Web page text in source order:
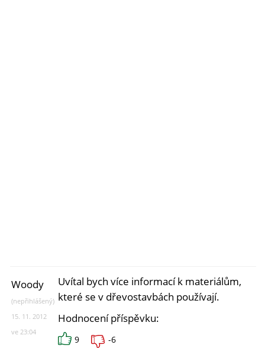
Woody
(nepřihlášený)
15. 11. 2012
ve 23:04
Uvítal bych více informací k materiálům,
které se v dřevostavbách používají.
Hodnocení příspěvku:
9 -6